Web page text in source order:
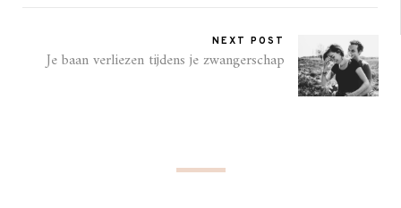
NEXT POST
Je baan verliezen tijdens je zwangerschap